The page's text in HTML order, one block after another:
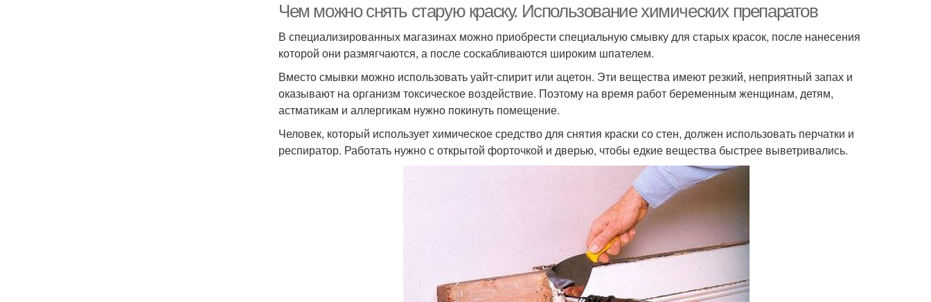
Чем можно снять старую краску. Использование химических препаратов
В специализированных магазинах можно приобрести специальную смывку для старых красок, после нанесения
которой они размягчаются, а после соскабливаются широким шпателем.
Вместо смывки можно использовать уайт-спирит или ацетон. Эти вещества имеют резкий, неприятный запах и
оказывают на организм токсическое воздействие. Поэтому на время работ беременным женщинам, детям,
астматикам и аллергикам нужно покинуть помещение.
Человек, который использует химическое средство для снятия краски со стен, должен использовать перчатки и
респиратор. Работать нужно с открытой форточкой и дверью, чтобы едкие вещества быстрее выветривались.